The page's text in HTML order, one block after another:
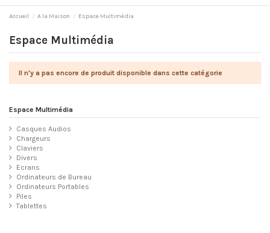
Accueil A la Maison Espace Multimédia
Espace Multimédia
Il n'y a pas encore de produit disponible dans cette catégorie
Espace Multimédia
Casques Audios
Chargeurs
Claviers
Divers
Ecrans
Ordinateurs de Bureau
Ordinateurs Portables
Piles
Tablettes